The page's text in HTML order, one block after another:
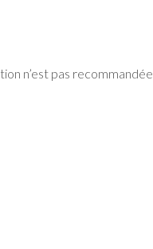
n’est pas recommandée